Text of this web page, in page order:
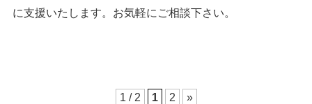
に支援いたします。お気軽にご相談下さい。
1 / 2 1 2 »